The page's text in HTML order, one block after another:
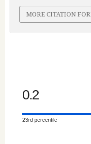
MORE CITATION
0.2
23rd percentile